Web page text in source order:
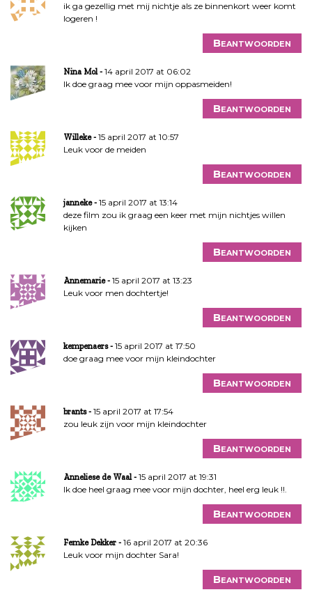
ik ga gezellig met mij nichtje als ze binnenkort weer komt
logeren !
Beantwoorden
Nina Mol
14 april 2017 at 06:02
Ik doe graag mee voor mijn oppasmeiden!
Beantwoorden
Willeke
15 april 2017 at 10:57
Leuk voor de meiden
Beantwoorden
janneke
15 april 2017 at 13:14
deze film zou ik graag een keer met mijn nichtjes willen
kijken
Beantwoorden
Annemarie
15 april 2017 at 13:23
Leuk voor men dochtertje!
Beantwoorden
kempenaers
15 april 2017 at 17:50
doe graag mee voor mijn kleindochter
Beantwoorden
brants
15 april 2017 at 17:54
zou leuk zijn voor mijn kleindochter
Beantwoorden
Anneliese de Waal
15 april 2017 at 19:31
Ik doe heel graag mee voor mijn dochter, heel erg leuk !!.
Beantwoorden
Femke Dekker
16 april 2017 at 20:36
Leuk voor mijn dochter Sara!
Beantwoorden